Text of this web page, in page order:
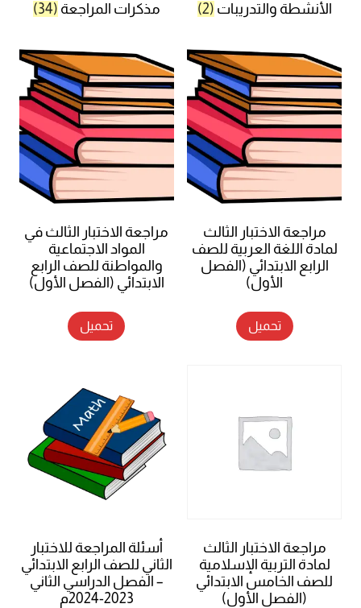
الأنشطة والتدريبات (2) مذكرات المراجعة (34)
مراجعة الاختبار الثالث
لمادة اللغة العربية للصف
الرابع الابتدائي (الفصل
الأول)
تحميل
مراجعة الاختبار الثالث في
المواد الاجتماعية
والمواطنة للصف الرابع
الابتدائي (الفصل الأول)
تحميل
مراجعة الاختبار الثالث
لمادة التربية الإسلامية
للصف الخامس الابتدائي
(الفصل الأول)
أسئلة المراجعة للاختبار
الثاني للصف الرابع الابتدائي
– الفصل الدراسي الثاني
2023-2024م